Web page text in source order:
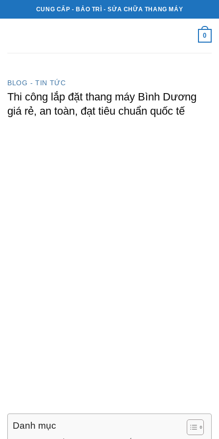
to
CUNG CẤP - BẢO TRÌ - SỬA CHỮA THANG MÁY
0
BLOG - TIN TỨC
Thi công lắp đặt thang máy Bình Dương
giá rẻ, an toàn, đạt tiêu chuẩn quốc tế
Danh mục